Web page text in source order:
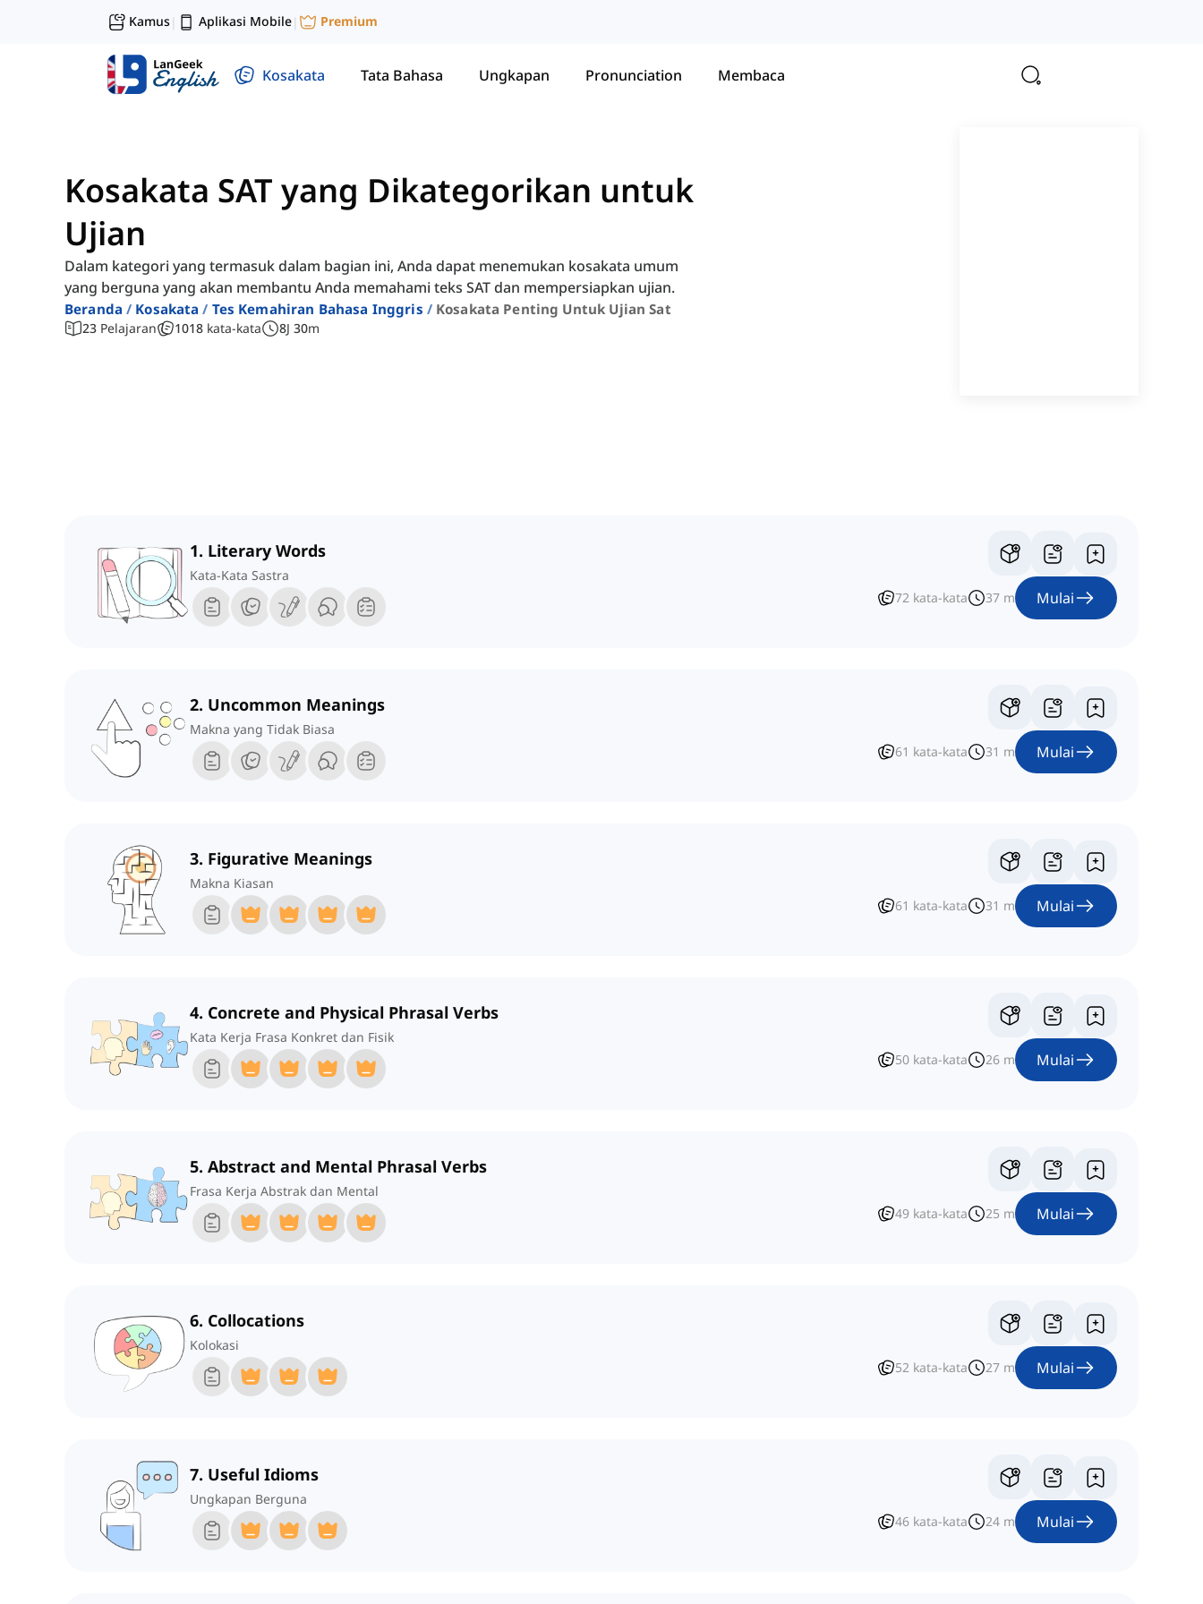
Kamus| Aplikasi Mobile| Premium
Kosakata Tata Bahasa Ungkapan Pronunciation Membaca
Kosakata SAT yang Dikategorikan untuk
Ujian
Dalam kategori yang termasuk dalam bagian ini, Anda dapat menemukan kosakata umum
yang berguna yang akan membantu Anda memahami teks SAT dan mempersiapkan ujian.
Beranda Kosakata Tes Kemahiran Bahasa Inggris Kosakata Penting Untuk Ujian Sat
23 Pelajaran 1018 kata-kata 8J 30m
1. Literary Words
Kata-Kata Sastra
72 kata-kata 37 m Mulai
2. Uncommon Meanings
Makna yang Tidak Biasa
61 kata-kata 31 m Mulai
3. Figurative Meanings
Makna Kiasan
61 kata-kata 31 m Mulai
4. Concrete and Physical Phrasal Verbs
Kata Kerja Frasa Konkret dan Fisik
50 kata-kata 26 m Mulai
5. Abstract and Mental Phrasal Verbs
Frasa Kerja Abstrak dan Mental
49 kata-kata 25 m Mulai
6. Collocations
Kolokasi
52 kata-kata 27 m Mulai
7. Useful Idioms
Ungkapan Berguna
46 kata-kata 24 m Mulai